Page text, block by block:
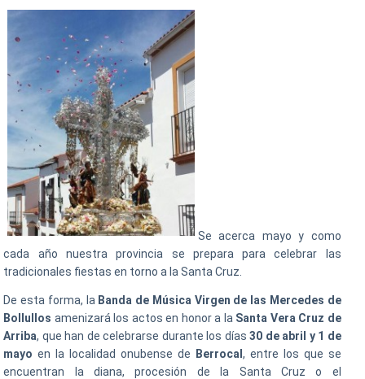
Se acerca mayo y como
cada año nuestra provincia se prepara para celebrar las
tradicionales fiestas en torno a la Santa Cruz.
De esta forma, la Banda de Música Virgen de las Mercedes de
Bollullos amenizará los actos en honor a la Santa Vera Cruz de
Arriba, que han de celebrarse durante los días30 de abril y 1 de
mayo en la localidad onubense de Berrocal , entre los que se
encuentran la diana, procesión de la Santa Cruz o el